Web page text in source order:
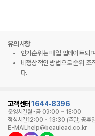
유의사항
인기순위는 매일 업데이트되
비정상적인 방법으로 순위 조
다.
고객센터 1644-8396
운영시간월~금 09:00 ~ 18:00
점심시간12:00 ~ 13:30 (주말, 공휴
E-MAILhelp@beaulead.co.kr